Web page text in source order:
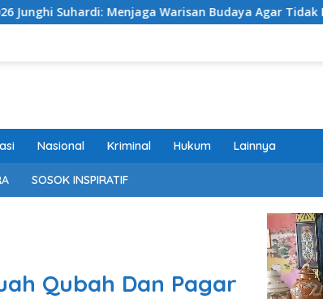
Menjaga Warisan Budaya Agar Tidak Punah
Nasional Kriminal Hukum Lainnya
SOSOK INSPIRATIF
Qubah Dan Pagar
Pemutar
Video